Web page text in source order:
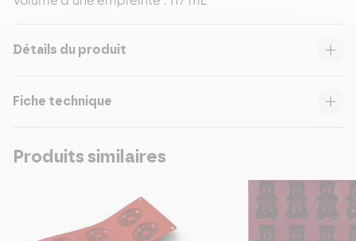
Détails du produit
Fiche technique
Produits similaires